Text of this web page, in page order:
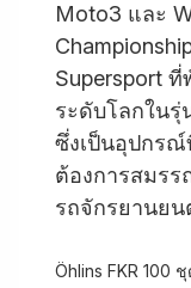
Moto3 และ
Supersport
ระดับโลกในรุ่
ซึ่งเป็นอุปกร
ต้องการสมร
รถจักรยานยน
Öhlins FKR 100